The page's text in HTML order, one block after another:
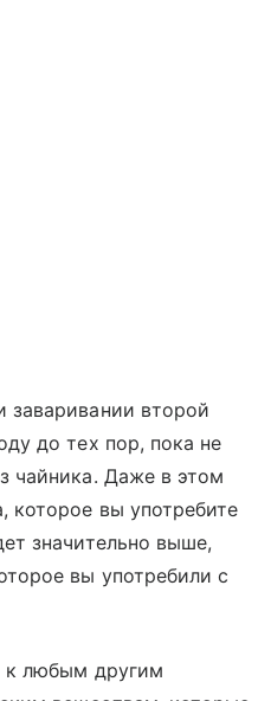
второй
до тех пор, пока не
чайника. Даже в этом
которое вы употребите
значительно выше,
вы употребили с
к любым другим